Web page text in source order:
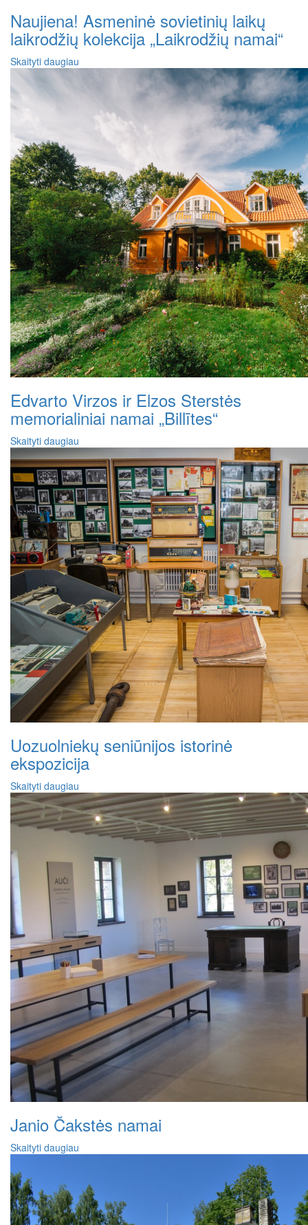
Naujiena! Asmeninė sovietinių laikų
laikrodžių kolekcija „Laikrodžių namai“
Skaityti daugiau
Edvarto Virzos ir Elzos Sterstės
memorialiniai namai „Billītes“
Skaityti daugiau
Uozuolniekų seniūnijos istorinė
ekspozicija
Skaityti daugiau
Janio Čakstės namai
Skaityti daugiau